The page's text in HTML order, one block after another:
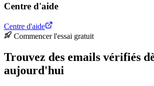
Centre d'aide
Centre d'aide
Commencer l'essai gratuit
Trouvez des emails vérifiés
aujourd'hui